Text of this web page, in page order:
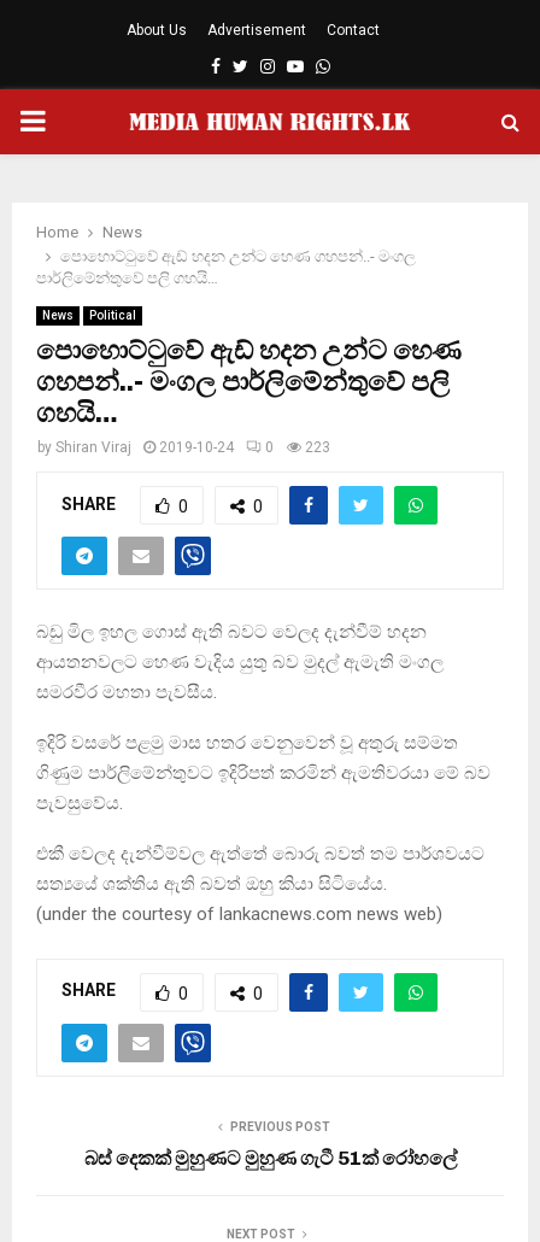
About Us Advertisement Contact
Facebook
TwitterInstagram
YoutubeWhatsapp
PRIMARY
Home
News
පොහොට්ටුවේ ඇඩ් හදන උන්ට හෙණ ගහපන්..- මංගල
පාර්ලිමේන්තුවේ පලි ගහයි…
News Political
පොහොට්ටුවේ ඇඩ් හදන උන්ට හෙණ
ගහපන්..- මංගල පාර්ලිමේන්තුවේ පලි
ගහයි…
by Shiran Viraj 2019-10-24 0 223
SHARE 0 0
බඩු මිල ඉහල ගොස් ඇති බවට වෙලද දැන්වීම් හදන
ආයතනවලට හෙණ වැදිය යුතු බව මුදල් ඇමැති මංගල
සමරවීර මහතා පැවසීය.
ඉදිරි වසරේ පළමු මාස හතර වෙනුවෙන් වූ අතුරු සම්මත
ගිණුම පාර්ලිමේන්තුවට ඉදිරිපත් කරමින් ඇමතිවරයා මේ බව
පැවසුවේය.
එකී වෙලද දැන්වීම්වල ඇත්තේ බොරු බවත් තම පාර්ශවයට
සත්‍යයේ ශක්තිය ඇති බවත් ඔහු කියා සිටියේය.
(under the courtesy of lankacnews.com news web)
SHARE 0 0
PREVIOUS POST
බස් දෙකක් මුහුණට මුහුණ ගැටී 51ක් රෝහලේ
NEXT POST